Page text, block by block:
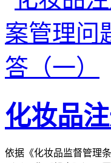
化妆品
依据《化妆品监督管理